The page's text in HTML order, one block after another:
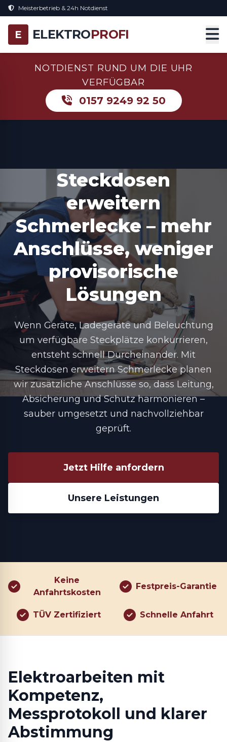
Meisterbetrieb & 24h Notdienst
E ELEKTROPROFI
NOTDIENST RUND UM DIE UHR
VERFÜGBAR
0157 9249 92 50
Steckdosen
erweitern
Schmerlecke – mehr
Anschlüsse, weniger
provisorische
Lösungen
Wenn Geräte, Ladegeräte und Beleuchtung
um verfügbare Steckplätze konkurrieren,
entsteht schnell Durcheinander. Mit
Steckdosen erweitern Schmerlecke planen
wir zusätzliche Anschlüsse so, dass Leitung,
Absicherung und Schutz harmonieren –
sauber umgesetzt und nachvollziehbar
geprüft.
Jetzt Hilfe anfordern
Unsere Leistungen
Keine
Anfahrtskosten
Festpreis-Garantie
TÜV Zertifiziert Schnelle Anfahrt
Elektroarbeiten mit
Kompetenz,
Messprotokoll und klarer
Abstimmung